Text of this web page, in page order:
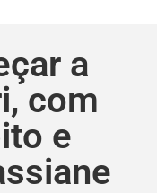
a
com
e